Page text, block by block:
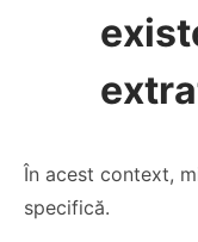
În acest context,
specifică.